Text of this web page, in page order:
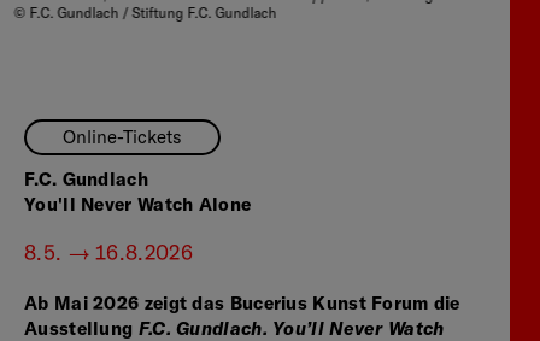
© F.C. Gundlach / Stiftung F.C. Gundlach
Online-Tickets
F.C. Gundlach
You'll Never Watch Alone
8.5. — 16.8.2026
Ab Mai 2026 zeigt das Bucerius Kunst Forum die
Ausstellung F.C. Gundlach. You’ll Never Watch